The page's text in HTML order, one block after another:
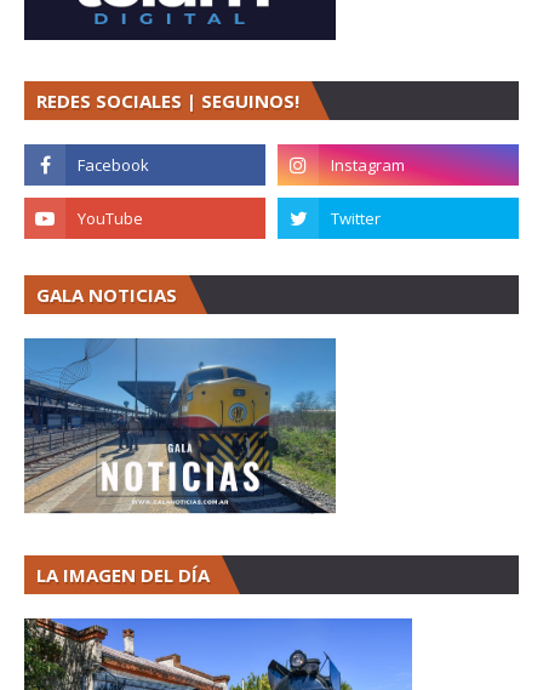
REDES SOCIALES | SEGUINOS!
GALA NOTICIAS
LA IMAGEN DEL DÍA